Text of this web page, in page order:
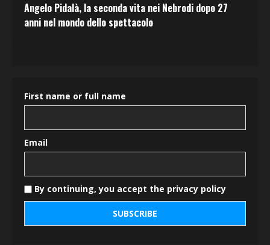
Angelo Pidalà, la seconda vita nei Nebrodi dopo 27
anni nel mondo dello spettacolo
First name or full name
Email
By continuing, you accept the privacy policy